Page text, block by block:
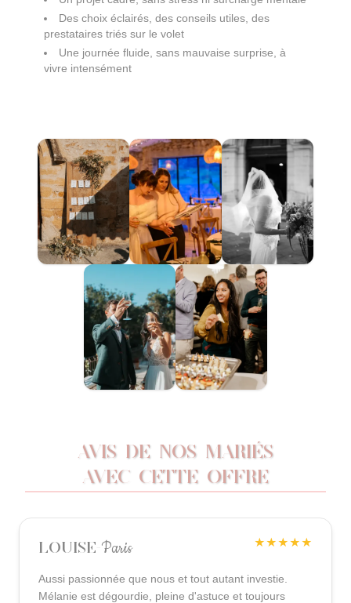
Des choix éclairés, des conseils utiles, des
prestataires triés sur le volet
Une journée fluide, sans mauvaise surprise, à
vivre intensément
AVIS DE NOS MARIÉS
AVEC CETTE OFFRE
Louise Paris ★★★★★
Aussi passionnée que nous et tout autant investie.
Mélanie est dégourdie, pleine d'astuce et toujours